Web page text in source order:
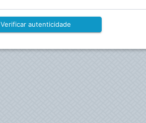
Verificar autenticidade